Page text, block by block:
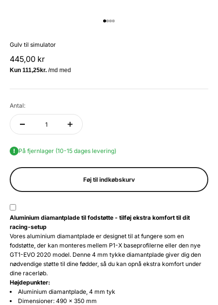
Gulv til simulator
Salgspris
445,00 kr
Antal:
På fjernlager (10-15 dages levering)
Føj til indkøbskurv
Aluminium diamantplade til fodstøtte - tilføj ekstra komfort til dit
racing-setup
Vores aluminium diamantplade er designet til at fungere som en
fodstøtte, der kan monteres mellem P1-X baseprofilerne eller den nye
GT1-EVO 2020 model. Denne 4 mm tykke diamantplade giver dig den
nødvendige støtte til dine fødder, så du kan opnå ekstra komfort under
dine racerløb.
Højdepunkter:
Aluminium diamantplade, 4 mm tyk
Dimensioner: 490 x 350 mm